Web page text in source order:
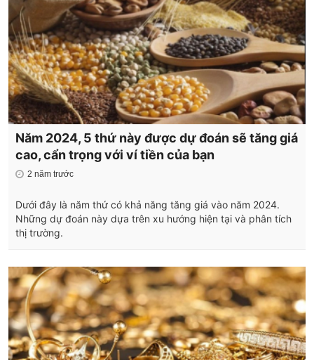
Năm 2024, 5 thứ này được dự đoán sẽ tăng giá
cao, cẩn trọng với ví tiền của bạn
2 năm trước
Dưới đây là năm thứ có khả năng tăng giá vào năm 2024.
Những dự đoán này dựa trên xu hướng hiện tại và phân tích
thị trường.